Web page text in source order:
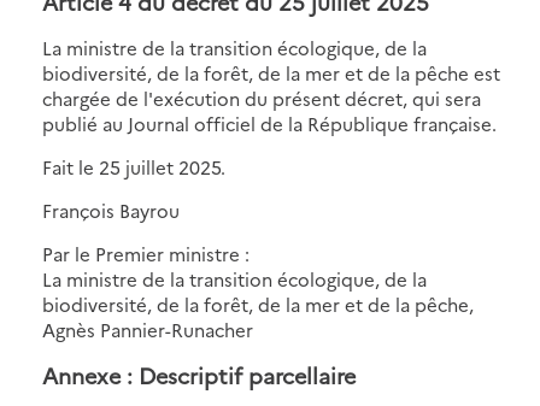
La ministre de la transition écologique, de la
biodiversité, de la forêt, de la mer et de la pêche est
chargée de l'exécution du présent décret, qui sera
publié au Journal officiel de la République française.
Fait le 25 juillet 2025.
François Bayrou
Par le Premier ministre :
La ministre de la transition écologique, de la
biodiversité, de la forêt, de la mer et de la pêche,
Agnès Pannier-Runacher
Annexe : Descriptif parcellaire